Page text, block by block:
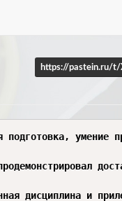
https://pastein.ru/t/
подготовка, умение
дисциплина и